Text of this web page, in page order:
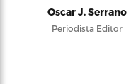
Oscar J. Serrano
Periodista Editor